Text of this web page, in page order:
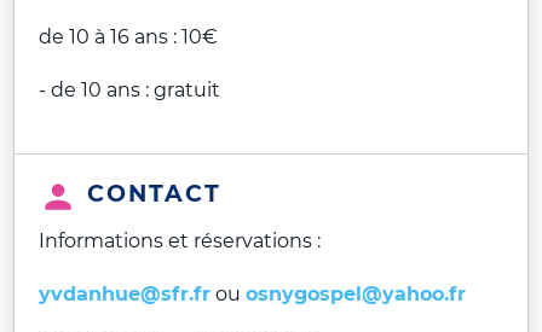
de 10 à 16 ans : 10€
- de 10 ans : gratuit
CONTACT
Informations et réservations :
yvdanhue@sfr.fr ouosnygospel@yahoo.fr